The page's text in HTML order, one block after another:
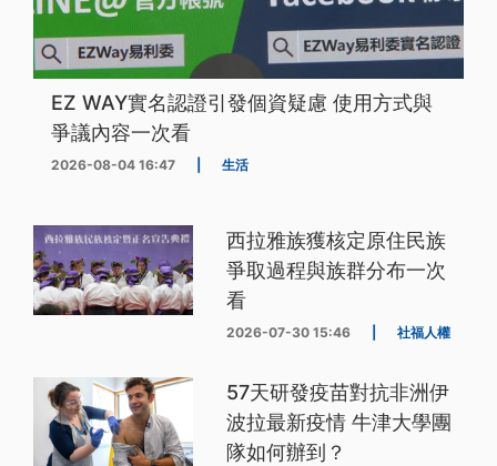
EZ WAY實名認證引發個資疑慮 使用方式與
爭議內容一次看
2026-08-04 16:47 生活
西拉雅族獲核定原住民族
爭取過程與族群分布一次
看
2026-07-30 15:46 社福人權
57天研發疫苗對抗非洲伊
波拉最新疫情 牛津大學團
隊如何辦到？